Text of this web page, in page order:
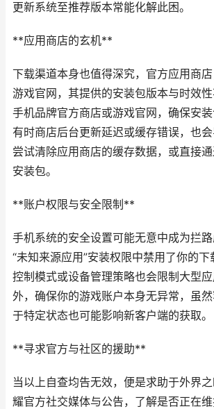
更新系统至推荐版本常能化解此困。
**应用商店的玄机**
下载渠道本身也值得深究，官方应用商
游戏官网，其提供的安装包版本与时效
手机品牌官方商店或游戏官网，确保安装
有时商店后台更新延迟或缓存错误，也会
尝试清除应用商店的缓存数据，或直接
安装包。
**账户权限与安全限制**
手机系统的安全设置可能无意中成为拦
“未知来源应用”安装权限中禁用了你的
控制模式或设备管理策略也会限制大型
外，确保你的游戏账户本身无异常，虽
于特定状态也可能影响新客户端的获取。
**寻求官方与社区的援助**
当以上自查均告无效，便是求助于外界
耀官方社交媒体与公告，了解是否正在